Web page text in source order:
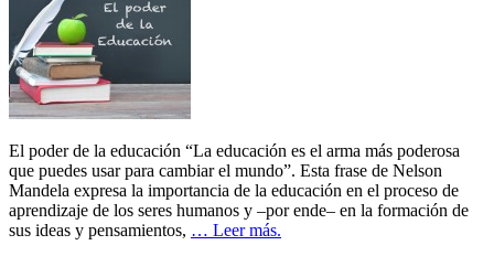
El poder de la educación “La educación es el arma más poderosa
que puedes usar para cambiar el mundo”. Esta frase de Nelson
Mandela expresa la importancia de la educación en el proceso de
aprendizaje de los seres humanos y –por ende– en la formación de
sus ideas y pensamientos, … Leer más.